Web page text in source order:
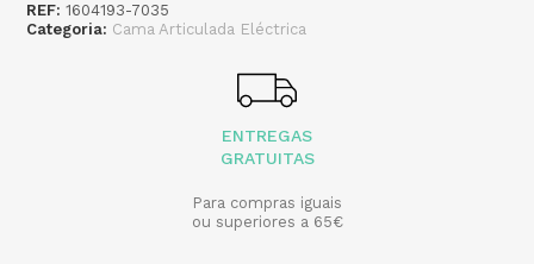
REF:1604193-7035
Categoria: Cama Articulada Eléctrica
ENTREGAS
GRATUITAS
Para compras iguais
ou superiores a 65€